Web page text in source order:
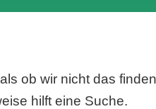
ob wir nicht das
hilft eine Suche.